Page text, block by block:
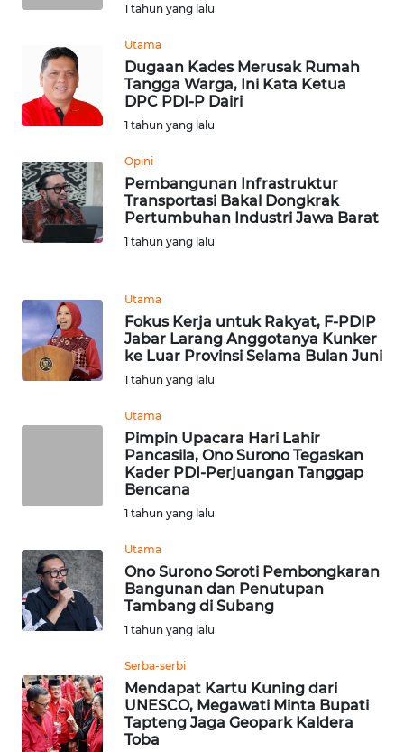
1 tahun yang lalu
Utama
Dugaan Kades Merusak Rumah
Tangga Warga, Ini Kata Ketua
DPC PDI-P Dairi
1 tahun yang lalu
Opini
Pembangunan Infrastruktur
Transportasi Bakal Dongkrak
Pertumbuhan Industri Jawa Barat
1 tahun yang lalu
Utama
Fokus Kerja untuk Rakyat, F-PDIP
Jabar Larang Anggotanya Kunker
ke Luar Provinsi Selama Bulan Juni
1 tahun yang lalu
Utama
Pimpin Upacara Hari Lahir
Pancasila, Ono Surono Tegaskan
Kader PDI-Perjuangan Tanggap
Bencana
1 tahun yang lalu
Utama
Ono Surono Soroti Pembongkaran
Bangunan dan Penutupan
Tambang di Subang
1 tahun yang lalu
Serba-serbi
Mendapat Kartu Kuning dari
UNESCO, Megawati Minta Bupati
Tapteng Jaga Geopark Kaldera
Toba
WN
TAPANULI
TENGAH
SERDANG
WN
TEBING
WN
PAKPAK
WN
WN
WN
DEPOK
UTARA
WN
SAMOSIR